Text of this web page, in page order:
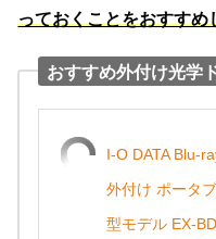
っておくことをおすすめ
おすすめ外付け光学
I-O DATA Blu-
外付け ポータ
型モデル EX-